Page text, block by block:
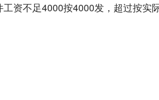
资不足4000按4000发，超过按实